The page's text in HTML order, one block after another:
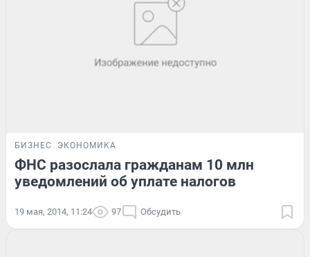
БИЗНЕС ЭКОНОМИКА
ФНС разослала гражданам 10 млн
уведомлений об уплате налогов
19 мая, 2014, 11:24 97 Обсудить